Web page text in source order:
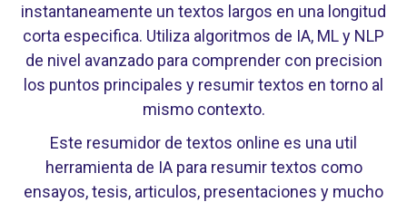
instantaneamente un textos largos en una longitud
corta especifica. Utiliza algoritmos de IA, ML y NLP
de nivel avanzado para comprender con precision
los puntos principales y resumir textos en torno al
mismo contexto.
Este resumidor de textos online es una util
herramienta de IA para resumir textos como
ensayos, tesis, articulos, presentaciones y mucho